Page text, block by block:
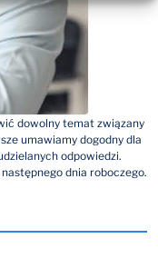
dowolny temat związany
umawiamy dogodny dla
odpowiedzi.
dnia roboczego.